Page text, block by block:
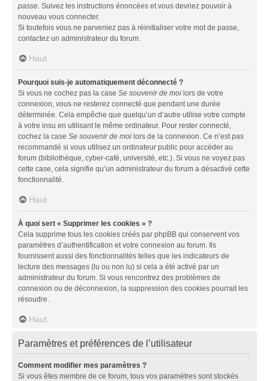
passe. Suivez les instructions énoncées et vous devriez pouvoir à
nouveau vous connecter.
Si toutefois vous ne parveniez pas à réinitialiser votre mot de passe,
contactez un administrateur du forum.
Haut
Pourquoi suis-je automatiquement déconnecté ?
Si vous ne cochez pas la case Se souvenir de moi lors de votre
connexion, vous ne resterez connecté que pendant une durée
déterminée. Cela empêche que quelqu’un d’autre utilise votre compte
à votre insu en utilisant le même ordinateur. Pour rester connecté,
cochez la case Se souvenir de moi lors de la connexion. Ce n’est pas
recommandé si vous utilisez un ordinateur public pour accéder au
forum (bibliothèque, cyber-café, université, etc.). Si vous ne voyez pas
cette case, cela signifie qu’un administrateur du forum a désactivé cette
fonctionnalité.
Haut
À quoi sert « Supprimer les cookies » ?
Cela supprime tous les cookies créés par phpBB qui conservent vos
paramètres d’authentification et votre connexion au forum. Ils
fournissent aussi des fonctionnalités telles que les indicateurs de
lecture des messages (lu ou non lu) si cela a été activé par un
administrateur du forum. Si vous rencontrez des problèmes de
connexion ou de déconnexion, la suppression des cookies pourrait les
résoudre.
Haut
Paramètres et préférences de l’utilisateur
Comment modifier mes paramètres ?
Si vous êtes membre de ce forum, tous vos paramètres sont stockés